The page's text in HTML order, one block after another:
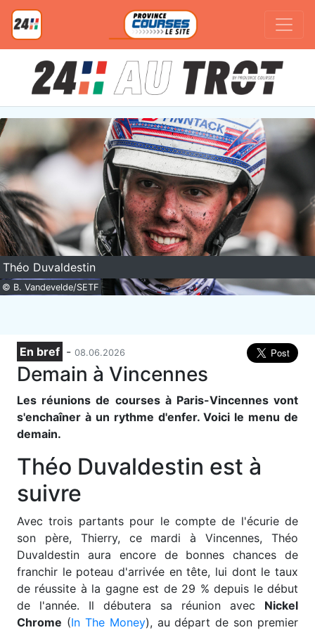
© B. Vandevelde/SETF
Théo Duvaldestin
En bref - 08.06.2026
Demain à Vincennes
Les réunions de courses à Paris-Vincennes vont
s'enchaîner à un rythme d'enfer. Voici le menu de
demain.
Théo Duvaldestin est à
suivre
Avec trois partants pour le compte de l'écurie de
son père, Thierry, ce mardi à Vincennes, Théo
Duvaldestin aura encore de bonnes chances de
franchir le poteau d'arrivée en tête, lui dont le taux
de réussite à la gagne est de 29 % depuis le début
de l'année. Il débutera sa réunion avec Nickel
Chrome (In The Money), au départ de son premier